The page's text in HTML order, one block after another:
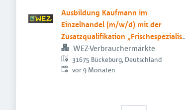
Ausbildung Kaufmann im
Einzelhandel (m/w/d) mit der
Zusatzqualifikation „Frischespezialist
(IHK)“ 2026
WEZ-Verbrauchermärkte
31675 Bückeburg, Deutschland
Veröffentlicht:
vor 9 Monaten